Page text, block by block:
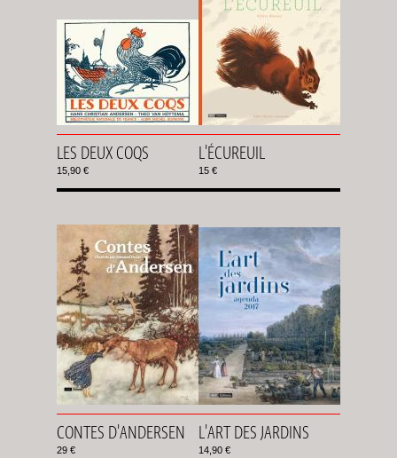
LES DEUX COQS
15,90 €
L'ÉCUREUIL
15 €
CONTES D'ANDERSEN
29 €
L'ART DES JARDINS
14,90 €